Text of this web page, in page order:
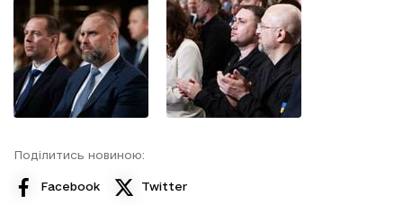
Поділитись новиною:
Facebook Twitter